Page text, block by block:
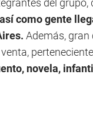
del grupo,
como gente
Además,
novela,